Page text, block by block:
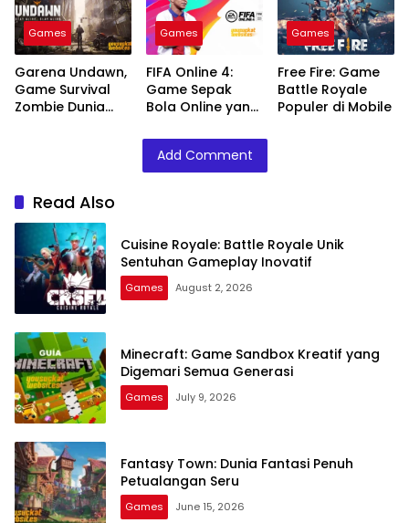
Games
Garena Undawn,
Game Survival
Zombie Dunia
Games
FIFA Online 4:
Game Sepak
Bola Online yang
Games
Free Fire: Game
Battle Royale
Populer di Mobile
Add Comment
Read Also
Cuisine Royale: Battle Royale Unik
Sentuhan Gameplay Inovatif
Games August 2, 2026
Minecraft: Game Sandbox Kreatif yang
Digemari Semua Generasi
Games July 9, 2026
Fantasy Town: Dunia Fantasi Penuh
Petualangan Seru
Games June 15, 2026